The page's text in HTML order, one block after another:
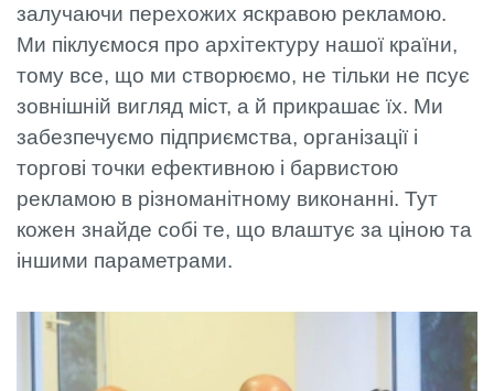
залучаючи перехожих яскравою рекламою.
Ми піклуємося про архітектуру нашої країни,
тому все, що ми створюємо, не тільки не псує
зовнішній вигляд міст, а й прикрашає їх. Ми
забезпечуємо підприємства, організації і
торгові точки ефективною і барвистою
рекламою в різноманітному виконанні. Тут
кожен знайде собі те, що влаштує за ціною та
іншими параметрами.